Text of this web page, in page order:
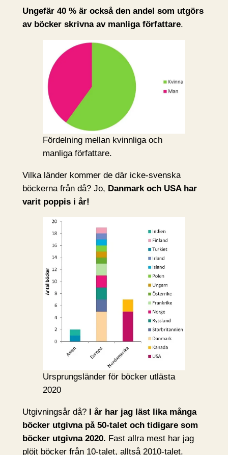
Ungefär 40 % är också den andel som utgörs
av böcker skrivna av manliga författare.
Fördelning mellan kvinnliga och
manliga författare.
Vilka länder kommer de där icke-svenska
böckerna från då? Jo, Danmark och USA har
varit poppis i år!
Ursprungsländer för böcker utlästa
2020
Utgivningsår då? I år har jag läst lika många
böcker utgivna på 50-talet och tidigare som
böcker utgivna 2020. Fast allra mest har jag
plöjt böcker från 10-talet, alltså 2010-talet.